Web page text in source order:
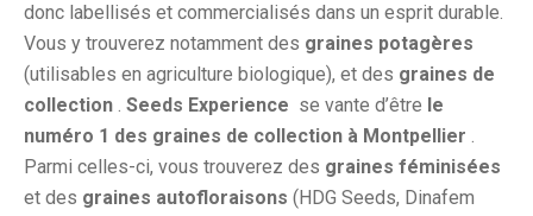
donc labellisés et commercialisés dans un esprit durable.
Vous y trouverez notamment des graines potagères
(utilisables en agriculture biologique), et des graines de
collection . Seeds Experience se vante d’être le
numéro 1 des graines de collection à Montpellier .
Parmi celles-ci, vous trouverez des graines féminisées
et des graines autofloraisons (HDG Seeds, Dinafem